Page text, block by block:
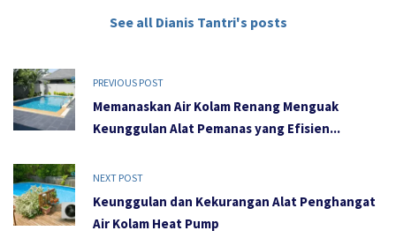
See all Dianis Tantri's posts
PREVIOUS POST
Memanaskan Air Kolam Renang Menguak
Keunggulan Alat Pemanas yang Efisien...
NEXT POST
Keunggulan dan Kekurangan Alat Penghangat
Air Kolam Heat Pump